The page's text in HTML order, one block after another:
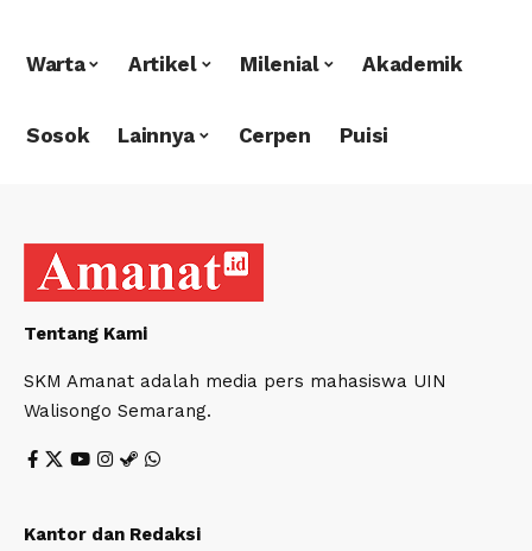
Warta Artikel Milenial Akademik
Sosok Lainnya Cerpen Puisi
Tentang Kami
SKM Amanat adalah media pers mahasiswa UIN
Walisongo Semarang.
Kantor dan Redaksi